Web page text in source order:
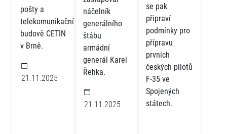
pošty a
telekomunikační
budově CETIN
v Brně.
21.11.2025
náčelník
generálního
štábu
armádní
generál Karel
Řehka.
21.11.2025
se pak
připraví
podmínky pro
přípravu
prvních
českých pilotů
F-35 ve
Spojených
státech.